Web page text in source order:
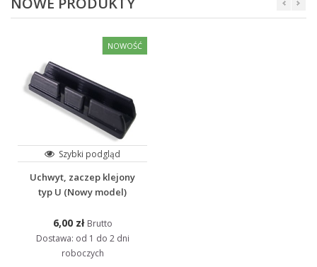
NOWOŚĆ
Szybki podgląd
Uchwyt, zaczep klejony
typ U (Nowy model)
6,00 zł Brutto
Dostawa: od 1 do 2 dni
roboczych